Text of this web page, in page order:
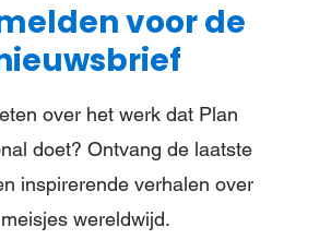
voor de
over het werk dat Plan
doet? Ontvang de laatste
inspirerende verhalen over
meisjes wereldwijd.